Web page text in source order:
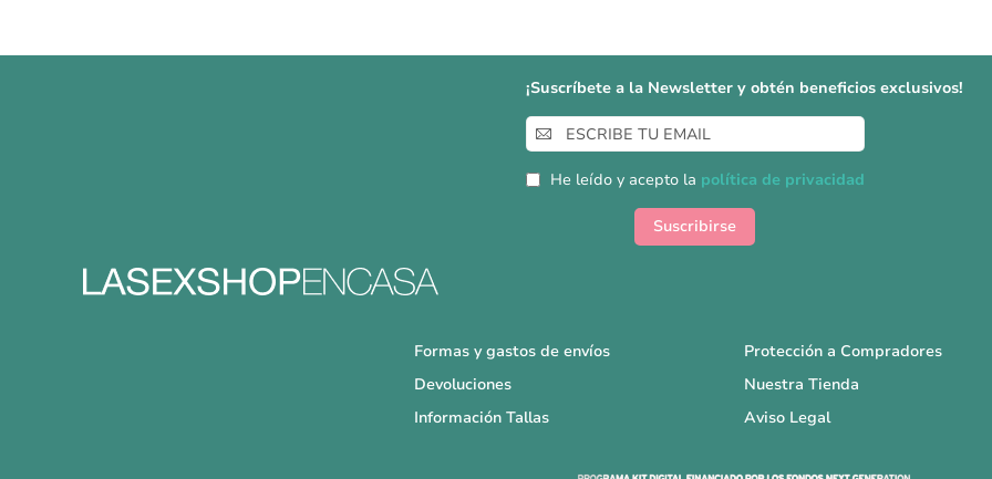
¡Suscríbete a la Newsletter y obtén beneficios exclusivos!
Inscríbase
a
nuestro
boletín
He leído y acepto la política de privacidad
Suscribirse
Formas y gastos de envíos
Devoluciones
Información Tallas
Protección a Compradores
Nuestra Tienda
Aviso Legal